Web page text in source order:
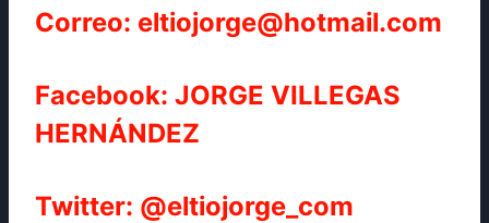
Correo: eltiojorge@hotmail.com
Facebook: JORGE VILLEGAS
HERNÁNDEZ
Twitter: @eltiojorge_com